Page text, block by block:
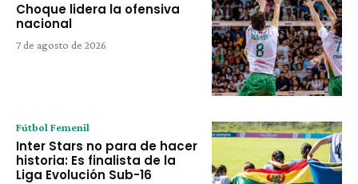
Choque lidera la ofensiva
nacional
7 de agosto de 2026
Fútbol Femenil
Inter Stars no para de hacer
historia: Es finalista de la
Liga Evolución Sub-16